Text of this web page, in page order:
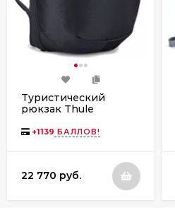
Туристический
рюкзак Thule
3205054 Dark Slate
+1139 БАЛЛОВ!
22 770 руб.